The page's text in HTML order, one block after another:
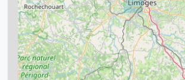
11
8
7
20
15